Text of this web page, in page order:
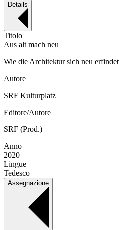
Details
Titolo
Aus alt mach neu
Wie die Architektur sich neu erfindet
Autore
SRF Kulturplatz
Editore/Autore
SRF (Prod.)
Anno
2020
Lingue
Tedesco
Assegnazione